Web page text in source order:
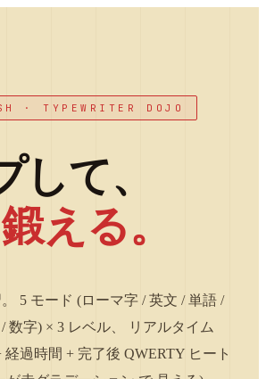
· TYPEWRITER DOJO
して、
える。
5 モード (ローマ字 / 英文 / 単語 /
数字) × 3 レベル、 リアルタイム
経過時間 + 完了後 QWERTY ヒート